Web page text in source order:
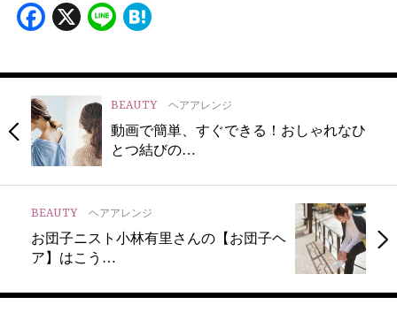
Facebook
X Line
BEAUTY ヘアアレンジ
動画で簡単、すぐできる！おしゃれなひ
とつ結びの…
BEAUTY ヘアアレンジ
お団子ニスト小林有里さんの【お団子ヘ
ア】はこう…